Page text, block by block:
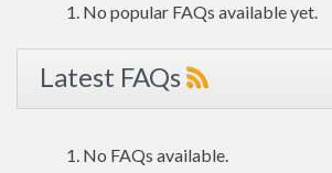
No popular FAQs available yet.
Latest FAQs
No FAQs available.